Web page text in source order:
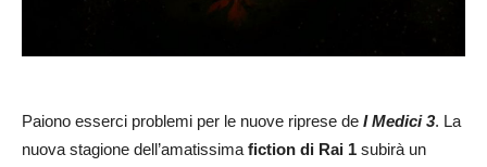
Paiono esserci problemi per le nuove riprese de I Medici 3. La
nuova stagione dell’amatissimafiction di Rai 1 subirà un